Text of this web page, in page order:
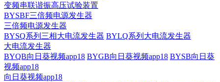
变频串联谐振高压试验装置
BYSBF三倍频电源发生器
三倍频电源发生器
BYSQ系列三相大电流发生器 BYLQ系列大电流发生器
大电流发生器
BYQB向日葵视频app18 BYGB向日葵视频app18 BYSB向日葵
视频app18
向日葵视频app18